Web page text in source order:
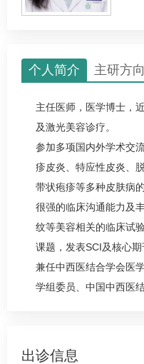
个人简介 主研方向
主任医师，医学博士，
及激光美容诊疗。
参加多项国内外学术交
疹皮炎、特应性皮炎、脱
带状疱疹等多种皮肤病
很强的临床沟通能力及
纹等美容相关的临床试
课题，发表SCI及核心期
兼任中西医结合学会医
学组委员、中国中西医
国医疗保健国际交流促
出诊信息